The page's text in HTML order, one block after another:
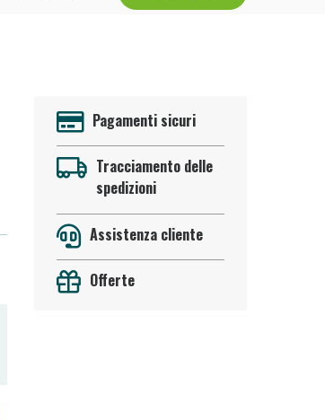
Pagamenti sicuri
Tracciamento delle
spedizioni
Assistenza cliente
Offerte